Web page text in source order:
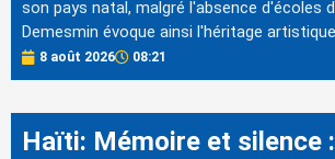
son pays natal, malgré l'absence d'écoles
Demesmin évoque ainsi l'héritage
8 août 2026 08:21
Haïti: Mémoire et silence